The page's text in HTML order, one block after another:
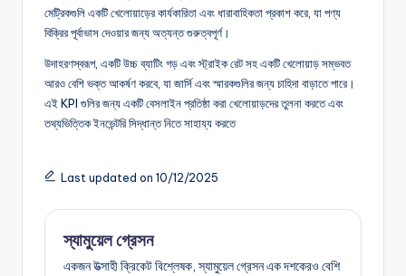
মেট্রিকগুলি একটি খেলোয়াড়ের কার্যকারিতা এবং ধারাবাহিকতা প্রকাশ করে, যা পণ্য
বিক্রির পূর্বাভাস দেওয়ার জন্য অত্যন্ত গুরুত্বপূর্ণ।
উদাহরণস্বরূপ, একটি উচ্চ ব্যাটিং গড় এবং স্ট্রাইক রেট সহ একটি খেলোয়াড় সম্ভবত
আরও বেশি ভক্ত আকর্ষণ করবে, যা জার্সি এবং স্মারকগুলির জন্য চাহিদা বাড়াতে পারে।
এই KPI গুলির জন্য একটি বেসলাইন প্রতিষ্ঠা করা খেলোয়াড়দের তুলনা করতে এবং
তথ্যভিত্তিক ইনভেন্টরি সিদ্ধান্ত নিতে সাহায্য করতে
Last updated on 10/12/2025
স্যামুয়েল গ্রেসন
একজন উত্সাহী ক্রিকেট বিশ্লেষক, স্যামুয়েল গ্রেসন এক দশকেরও বেশি